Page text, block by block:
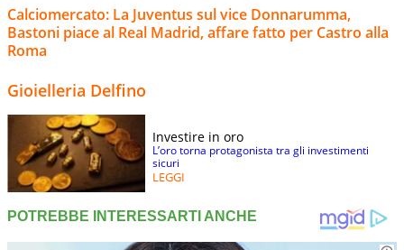
Calciomercato: La Juventus sul vice Donnarumma,
Bastoni piace al Real Madrid, affare fatto per Castro alla
Roma
Gioielleria Delfino
Investire in oro
L’oro torna protagonista tra gli investimenti
sicuri
LEGGI